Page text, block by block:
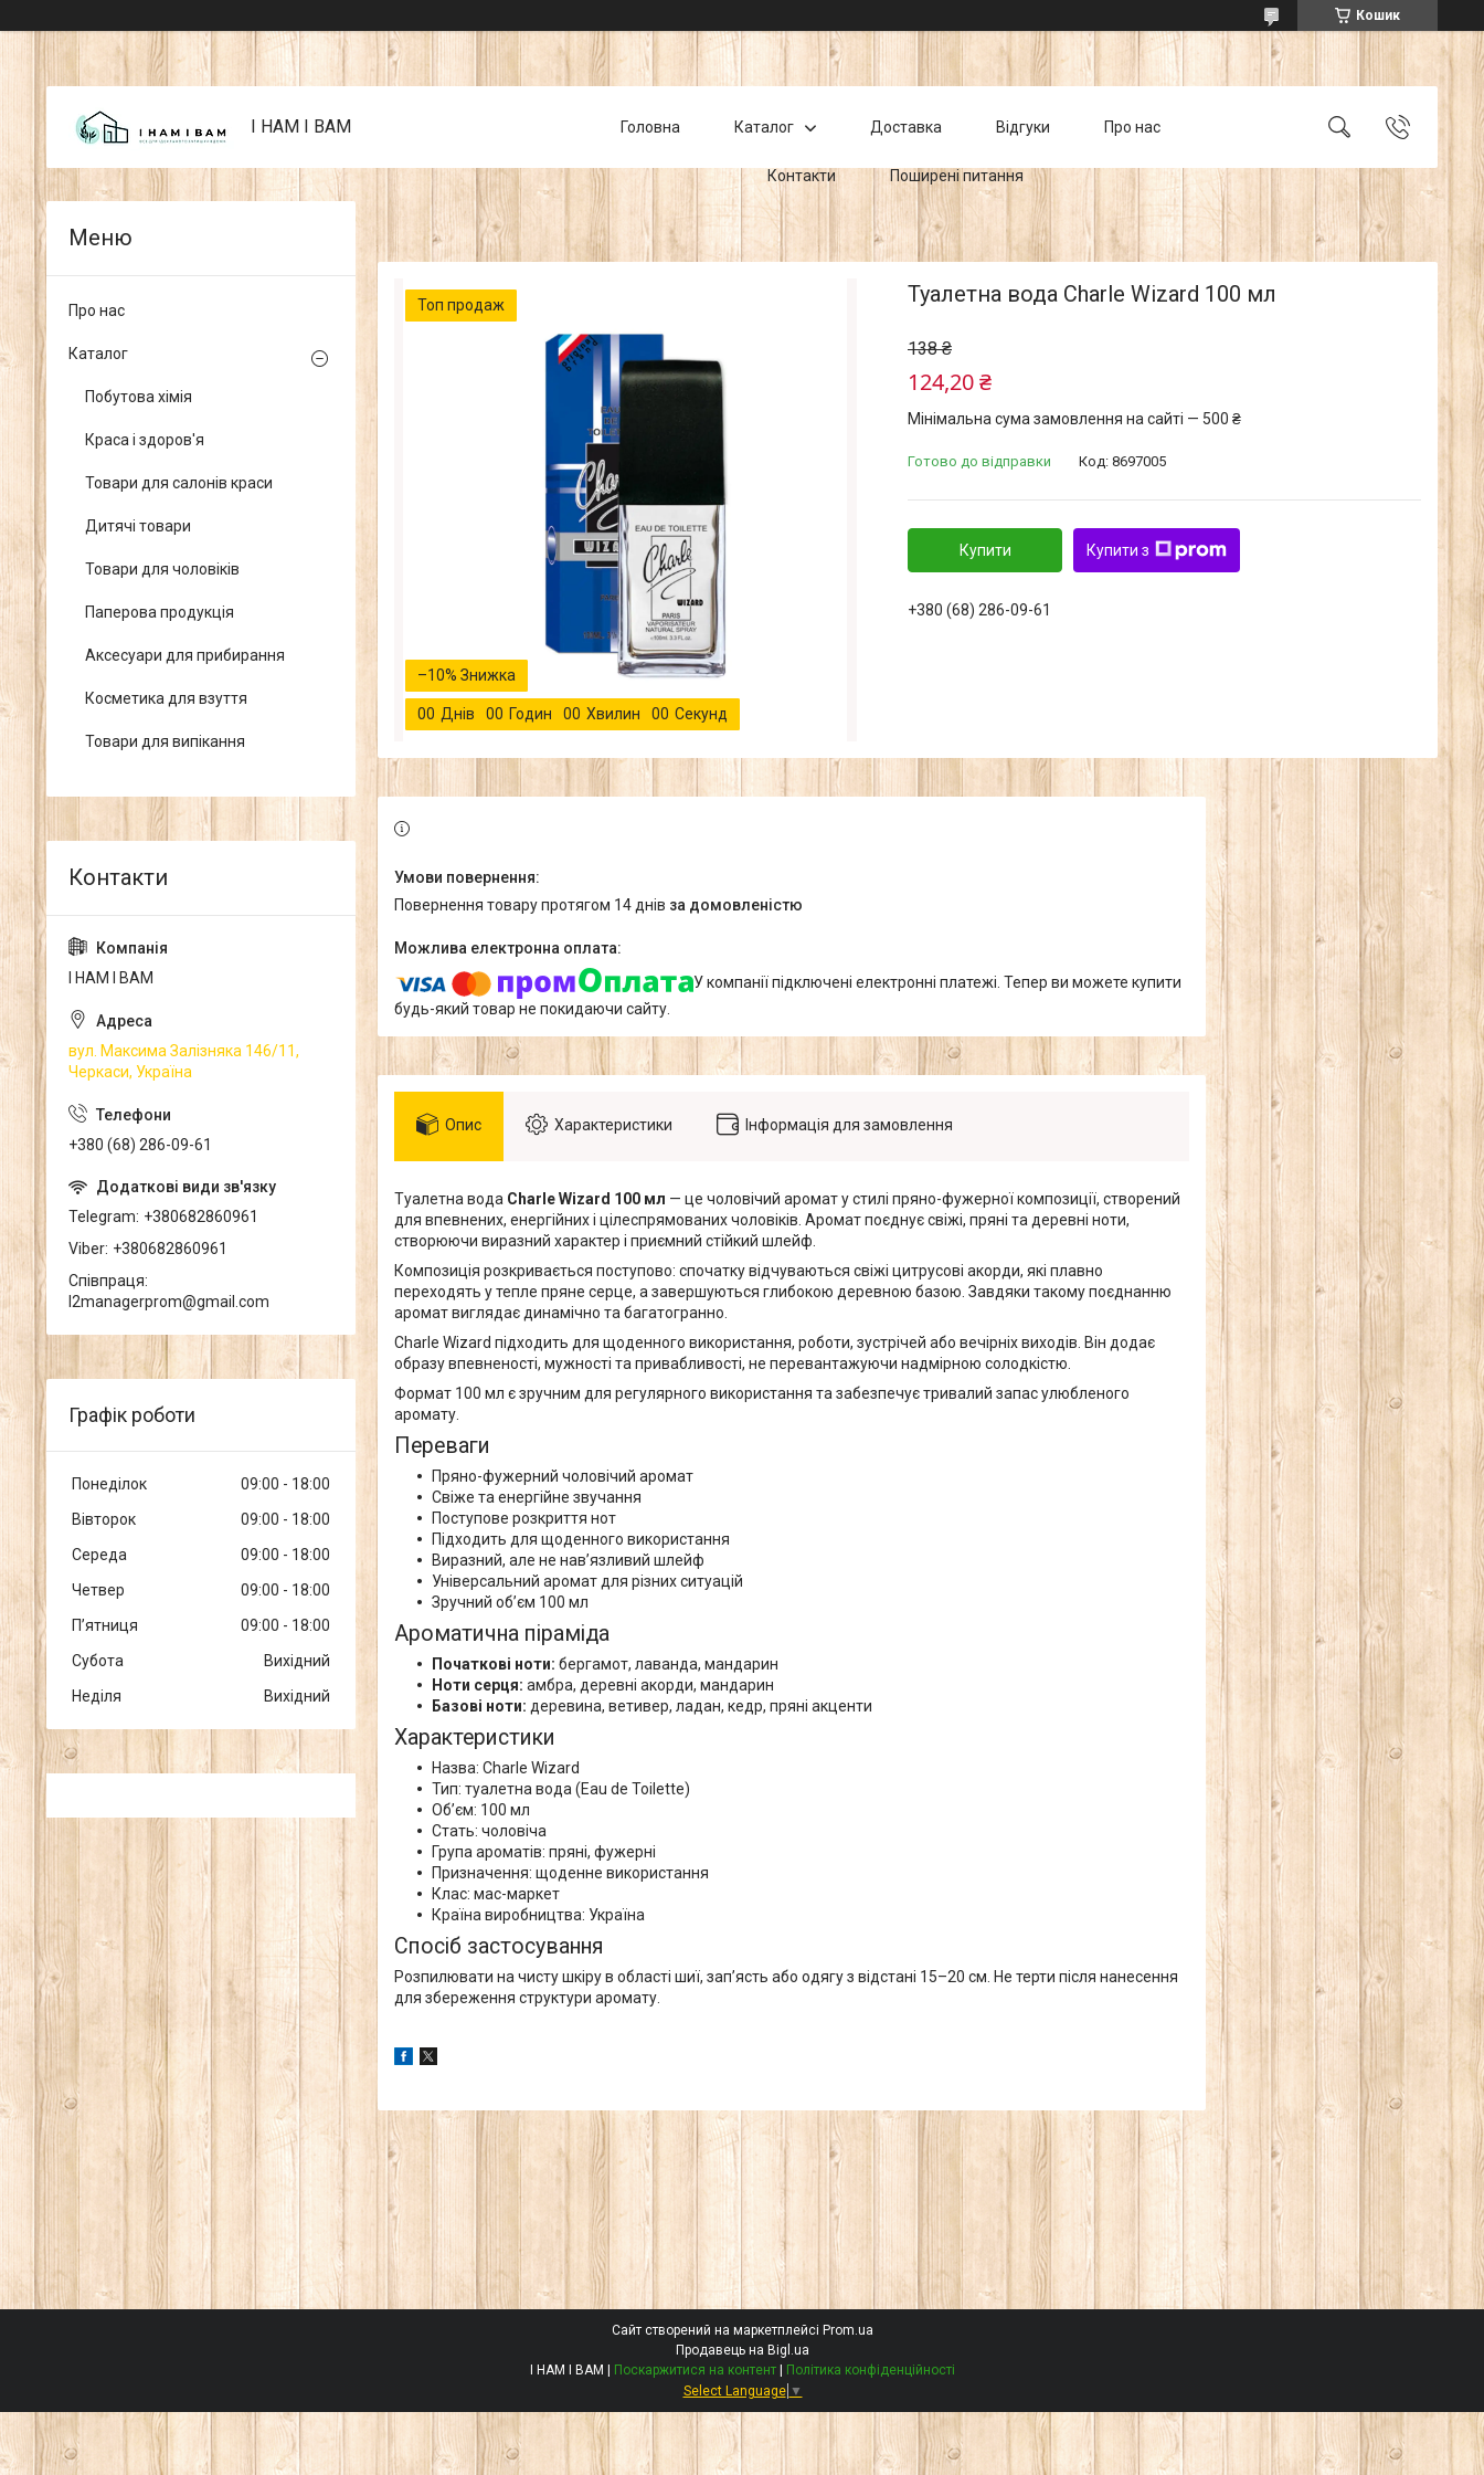
Кошик
I НАМ I ВАМ Головна Каталог Доставка Відгуки Про нас
Контакти Поширені питання
Топ продаж
–10%
00 Днів 00 Годин 00 Хвилин 00 Секунд
Туалетна вода Charle Wizard 100 мл
138 ₴
124,20 ₴
Мінімальна сума замовлення на сайті — 500 ₴
Готово до відправки Код: 8697005
Купити Купити з
+380 (68) 286-09-61
повернення товару протягом 14 днів за домовленістю
У компанії підключені електронні платежі. Тепер ви можете купити
будь-який товар не покидаючи сайту.
Опис Характеристики Інформація для замовлення
Туалетна вода Charle Wizard 100 мл — це чоловічий аромат у стилі пряно-фужерної композиції, створений
для впевнених, енергійних і цілеспрямованих чоловіків. Аромат поєднує свіжі, пряні та деревні ноти,
створюючи виразний характер і приємний стійкий шлейф.
Композиція розкривається поступово: спочатку відчуваються свіжі цитрусові акорди, які плавно
переходять у тепле пряне серце, а завершуються глибокою деревною базою. Завдяки такому поєднанню
аромат виглядає динамічно та багатогранно.
Charle Wizard підходить для щоденного використання, роботи, зустрічей або вечірніх виходів. Він додає
образу впевненості, мужності та привабливості, не перевантажуючи надмірною солодкістю.
Формат 100 мл є зручним для регулярного використання та забезпечує тривалий запас улюбленого
аромату.
Переваги
Пряно-фужерний чоловічий аромат
Свіже та енергійне звучання
Поступове розкриття нот
Підходить для щоденного використання
Виразний, але не нав’язливий шлейф
Універсальний аромат для різних ситуацій
Зручний об’єм 100 мл
Ароматична піраміда
Початкові ноти: бергамот, лаванда, мандарин
Ноти серця: амбра, деревні акорди, мандарин
Базові ноти: деревина, ветивер, ладан, кедр, пряні акценти
Характеристики
Назва: Charle Wizard
Тип: туалетна вода (Eau de Toilette)
Об’єм: 100 мл
Стать: чоловіча
Група ароматів: пряні, фужерні
Призначення: щоденне використання
Клас: мас-маркет
Країна виробництва: Україна
Спосіб застосування
Розпилювати на чисту шкіру в області шиї, зап’ясть або одягу з відстані 15–20 см. Не терти після нанесення
для збереження структури аромату.
Про нас
Каталог
Побутова хімія
Краса і здоров'я
Товари для салонів краси
Дитячі товари
Товари для чоловіків
Паперова продукція
Аксесуари для прибирання
Косметика для взуття
Товари для випікання
І НАМ І ВАМ
вул. Максима Залізняка 146/11,
Черкаси, Україна
+380 (68) 286-09-61
Telegram +380682860961
Viber +380682860961
Співпраця
l2managerprom@gmail.com
Графік роботи
Понеділок 09:00
18:00
Вівторок
09:00
18:00
Середа
09:00
18:00
Четвер
09:00
18:00
Пʼятниця
09:00
18:00
Субота
Вихідний
Неділя
Вихідний
Сайт створений на маркетплейсі Prom.ua
Продавець на Bigl.ua
І НАМ І ВАМ | Поскаржитися на контент | Політика конфіденційності
Select Language ▼